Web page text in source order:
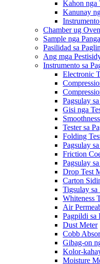
Kahon nga
Kanunay
Chamber ug Oven
Sample nga
Pasilidad sa
Ang mga
Instrumento sa
Electronic
Pagsulay
Gisi nga
Tester sa
Folding
Pagsulay
Friction
Pagsulay
Drop Test
Carton
Tigsulay sa
Whiteness
Air
Pagpildi sa
Dust Meter
Cobb
Gibag-on
Kolor-
Moisture